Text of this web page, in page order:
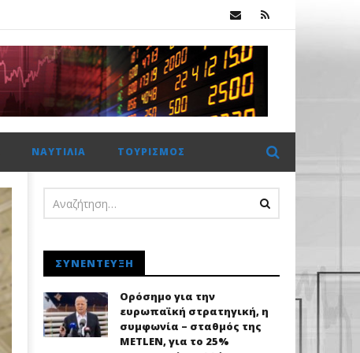
Χρηματιστήριο Αθηνών: Πέμπτο σερί κλείσιμο πάνω από τις 2.600 μονάδες με στηρίγματα από τις τράπεζες
ΝΑΥΤΙΛΊΑ ΤΟΥΡΙΣΜΌΣ
ΣΥΝΈΝΤΕΥΞΗ
Ορόσημο για την
ευρωπαϊκή στρατηγική, η
συμφωνία – σταθμός της
METLEN, για το 25%